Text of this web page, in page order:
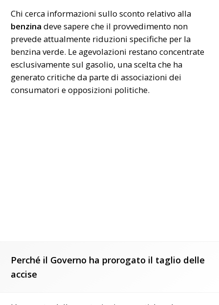
Chi cerca informazioni sullo sconto relativo alla
benzinadeve sapere che il provvedimento non
prevede attualmente riduzioni specifiche per la
benzina verde. Le agevolazioni restano concentrate
esclusivamente sul gasolio, una scelta che ha
generato critiche da parte di associazioni dei
consumatori e opposizioni politiche.
Perché il Governo ha prorogato il taglio delle
accise